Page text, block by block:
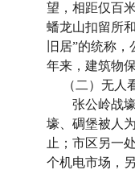
望，相距仅百
蟠龙山扣留所
旧居”的统称，
年来，建筑物
（二）无人
张公岭战
壕、碉堡被人
止；市区另一
个机电市场，